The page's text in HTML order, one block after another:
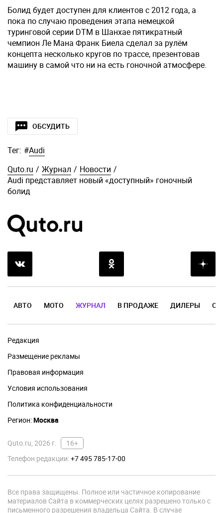
Болид будет доступен для клиентов с 2012 года, а
пока по случаю проведения этапа немецкой
туринговой серии DTM в Шанхае пятикратный
чемпион Ле Мана Франк Биела сделал за рулём
концепта несколько кругов по трассе, презентовав
машину в самой что ни на есть гоночной атмосфере.
ОБСУДИТЬ
Тег: #Audi
Quto.ru / Журнал / Новости /
Audi представляет новый «доступный» гоночный
болид
АВТО МОТО ЖУРНАЛ В ПРОДАЖЕ ДИЛЕРЫ
Редакция
Размещение рекламы
Правовая информация
Условия использования
Политика конфиденциальности
Регион:Москва
Quto.ru, 2026 г.
16+
Телефон редакции:+7 495 785-17-00
Все права защищены. Полное или частичное копирование
материалов Сайта в коммерческих целях разрешено только с
письменного разрешения владельца Сайта. В случае